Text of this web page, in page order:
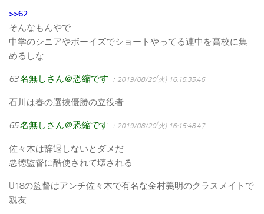
>>62
そんなもんやで
中学のシニアやボーイズでショートやってる連中を高校に集
めるしな
63名無しさん＠恐縮です ：2019/08/20(火) 16:15:35.46
石川は春の選抜優勝の立役者
65名無しさん＠恐縮です ：2019/08/20(火) 16:15:48.47
佐々木は辞退しないとダメだ
悪徳監督に酷使されて壊される
U18の監督はアンチ佐々木で有名な金村義明のクラスメイトで
親友